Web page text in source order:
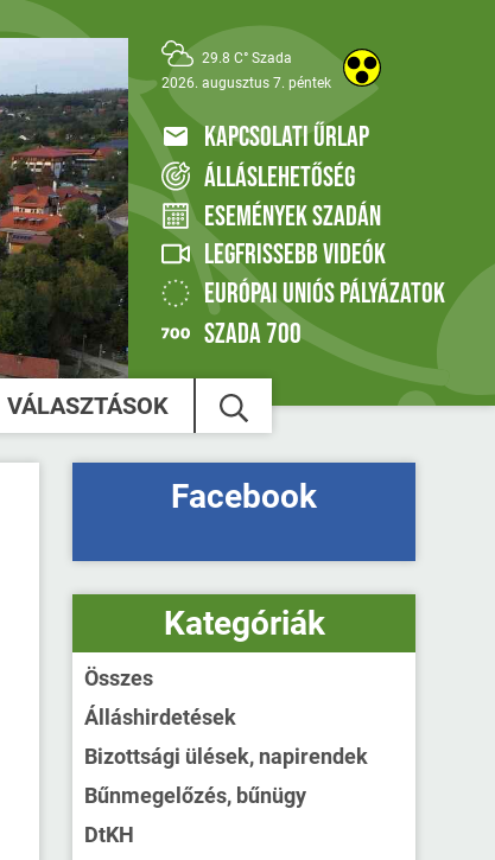
29.8 C° Szada
2026. augusztus 7. péntek
KAPCSOLATI ŰRLAP
ÁLLÁSLEHETŐSÉG
ESEMÉNYEK SZADÁN
LEGFRISSEBB VIDEÓK
EURÓPAI UNIÓS PÁLYÁZATOK
SZADA 700
VÁLASZTÁSOK
Facebook
Kategóriák
Összes
Álláshirdetések
Bizottsági ülések, napirendek
Bűnmegelőzés, bűnügy
DtKH